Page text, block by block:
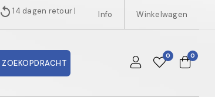
replay14 dagen retour | Info Winkelwagen
ZOEKOPDRACHT
0 0